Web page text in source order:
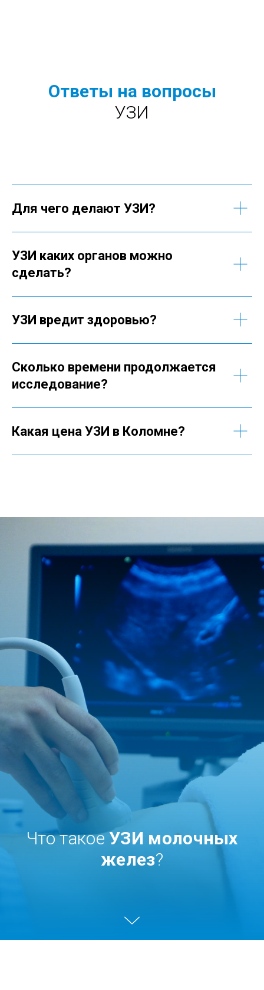
Ответы на вопросы
УЗИ
Для чего делают УЗИ?
УЗИ каких органов можно
сделать?
УЗИ вредит здоровью?
Сколько времени продолжается
исследование?
Какая цена УЗИ в Коломне?
Что такоеУЗИ молочных
желез?